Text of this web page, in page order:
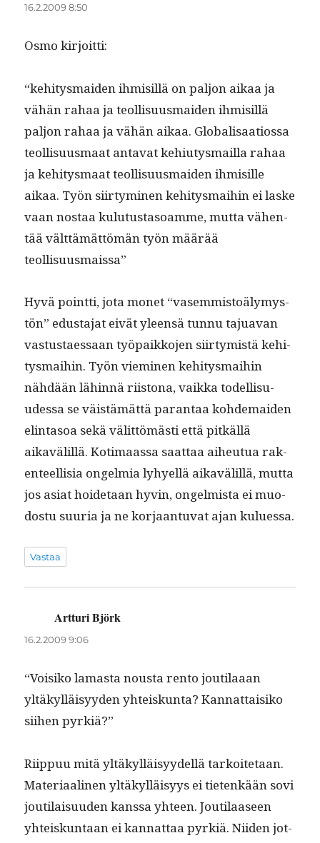
16.2.2009 8:50
Osmo kir­joit­ti:
“kehi­tys­maid­en ihmisil­lä on paljon aikaa ja
vähän rahaa ja teol­lisu­us­maid­en ihmisil­lä
paljon rahaa ja vähän aikaa. Glob­al­isaa­tios­sa
teol­lisu­us­maat anta­vat kehi­u­tys­mail­la rahaa
ja kehi­tys­maat teol­lisu­us­maid­en ihmisille
aikaa. Työn siir­tymi­nen kehi­tys­mai­hin ei laske
vaan nos­taa kulu­tus­ta­soamme, mut­ta vähen­
tää vält­tämät­tömän työn määrää
teollisuusmaissa”
Hyvä point­ti, jota mon­et “vasem­mis­toä­lymys­
tön” edus­ta­jat eivät yleen­sä tun­nu tajua­van
vas­tus­taes­saan työ­paikko­jen siir­tymistä kehi­
tys­mai­hin. Työn viem­i­nen kehi­tys­mai­hin
nähdään lähin­nä riis­tona, vaik­ka todel­lisu­
udessa se väistämät­tä paran­taa kohde­maid­en
elin­ta­soa sekä välit­tömästi että pitkäl­lä
aikavälil­lä. Koti­maas­sa saat­taa aiheutua rak­
en­teel­lisia ongelmia lyhyel­lä aikavälil­lä, mut­ta
jos asi­at hoide­taan hyvin, ongelmista ei muo­
dos­tu suuria ja ne kor­jaan­tu­vat ajan kuluessa.
Vastaa
Artturi Björk
16.2.2009 9:06
“Voisiko lamas­ta nous­ta ren­to jouti­laaan
yltäkyl­läisyy­den yhteiskun­ta? Kan­nat­taisiko
siihen pyrkiä?”
Riip­puu mitä yltäkyl­läisyy­del­lä tarkoite­taan.
Mate­ri­aa­li­nen yltäkyl­läisyys ei tietenkään sovi
jouti­laisu­u­den kanssa yhteen. Jouti­laaseen
yhteiskun­taan ei kan­nat­taa pyrk­iä. Niiden jot­